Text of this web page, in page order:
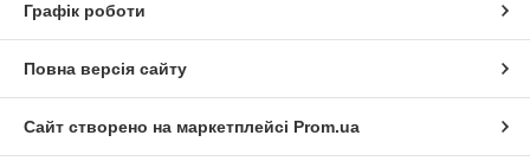
Графік роботи
Повна версія сайту
Сайт створено на маркетплейсі Prom.ua